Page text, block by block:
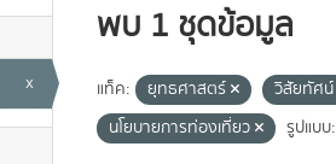
x
พบ 1 ชุดข้อมูล
แท็ค: ยุทธศาสตร์ วิสัยทัศน์
นโยบายการท่องเที่ยว
รูปแบบ: